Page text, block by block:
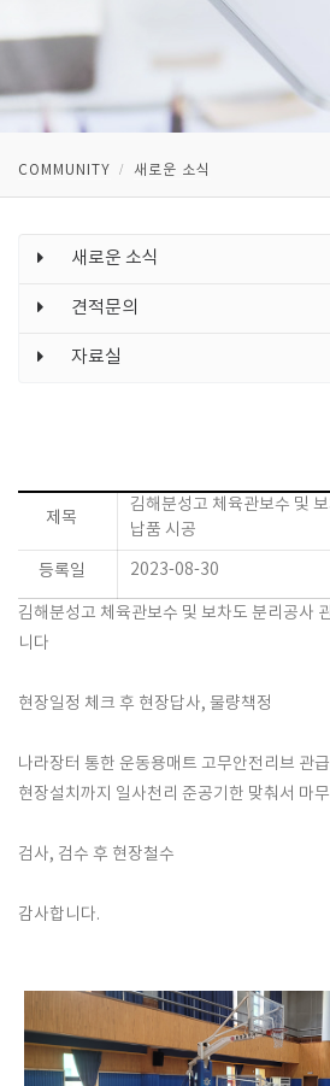
COMMUNITY 새로운 소식
새로운 소식
견적문의
자료실
제목
김해분성고 체육관보수 및
납품 시공
등록일 2023-08-30
김해분성고 체육관보수 및 보차도 분리공사
니다
현장일정 체크 후 현장답사, 물량책정
나라장터 통한 운동용매트 고무안전리브 관
현장설치까지 일사천리 준공기한 맞춰서 마
검사, 검수 후 현장철수
감사합니다.